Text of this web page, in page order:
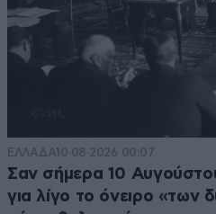
ΕΛΛΑΔΑ10·08·2026 00:07
Σαν σήμερα 10
για λίγο το όνειρο «των